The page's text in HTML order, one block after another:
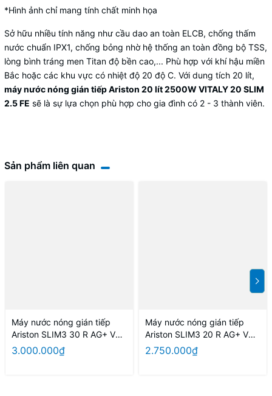
*Hình ảnh chỉ mang tính chất minh họa
Sở hữu nhiều tính năng như cầu dao an toàn ELCB, chống thấm
nước chuẩn IPX1, chống bỏng nhờ hệ thống an toàn đồng bộ TSS,
lòng bình tráng men Titan độ bền cao,... Phù hợp với khí hậu miền
Bắc hoặc các khu vực có nhiệt độ 20 độ C. Với dung tích 20 lít,
máy nước nóng gián tiếp Ariston 20 lít 2500W VITALY 20 SLIM
2.5 FE sẽ là sự lựa chọn phù hợp cho gia đình có 2 - 3 thành viên.
Sản phẩm liên quan
Máy nước nóng gián tiếp
Ariston SLIM3 30 R AG+ VN
30L
3.000.000₫
Máy nước nóng gián tiếp
Ariston SLIM3 20 R AG+ VN
20L
2.750.000₫